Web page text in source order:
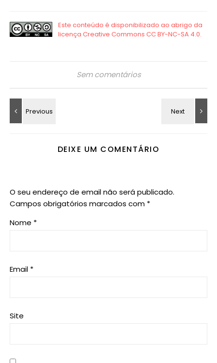
Sem comentários
DEIXE UM COMENTÁRIO
O seu endereço de email não será publicado.
Campos obrigatórios marcados com *
Nome *
Email *
Site